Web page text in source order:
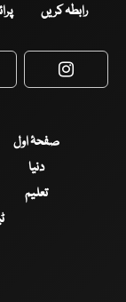
رابطہ کریں
صفحۂ اول
دنیا
تعلیم